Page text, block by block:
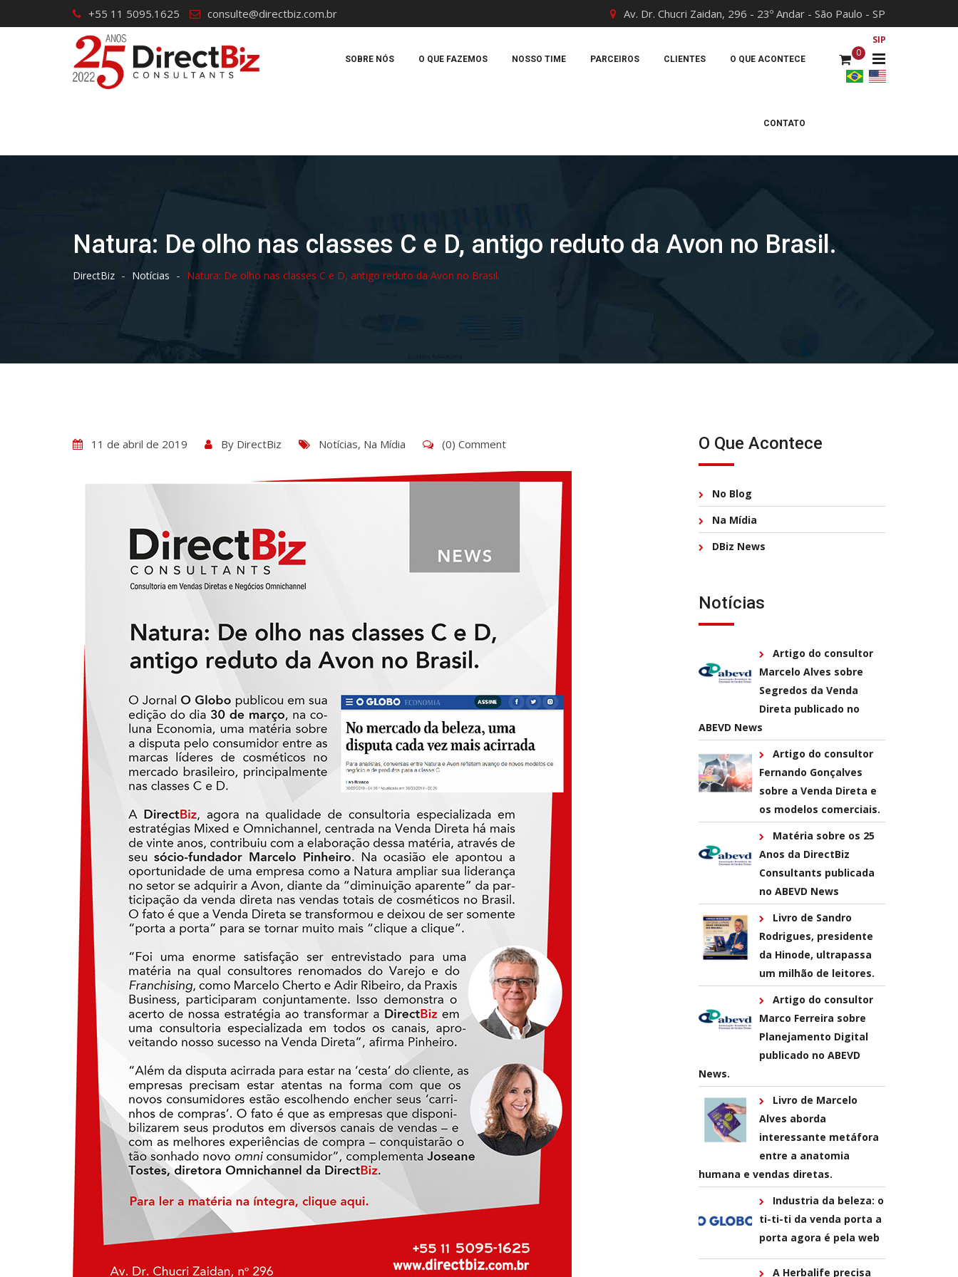
to
+55 11 5095.1625 consulte@directbiz.com.br Av. Dr. Chucri Zaidan, 296 - 23º Andar - São Paulo - SP
SOBRE NÓS O QUE FAZEMOS NOSSO TIME PARCEIROS CLIENTES O QUE ACONTECE
CONTATO
x
0
SIP
Natura: De olho nas classes C e D, antigo reduto da Avon no Brasil.
DirectBiz - Notícias - Natura: De olho nas classes C e D, antigo reduto da Avon no Brasil.
11 de abril de 2019 By DirectBiz Notícias, Na Mídia (0) Comment O Que Acontece
No Blog
Na Mídia
DBiz News
Notícias
Artigo do consultor
Marcelo Alves sobre
Segredos da Venda
Direta publicado no
ABEVD News
Artigo do consultor
Fernando Gonçalves
sobre a Venda Direta e
os modelos comerciais.
Matéria sobre os 25
Anos da DirectBiz
Consultants publicada
no ABEVD News
Livro de Sandro
Rodrigues, presidente
da Hinode, ultrapassa
um milhão de leitores.
Artigo do consultor
Marco Ferreira sobre
Planejamento Digital
publicado no ABEVD
News.
Livro de Marcelo
Alves aborda
interessante metáfora
entre a anatomia
humana e vendas diretas.
Industria da beleza: o
ti-ti-ti da venda porta a
porta agora é pela web
A Herbalife precisa